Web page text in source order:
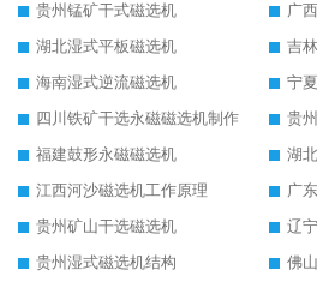
贵州锰矿干式磁选机
广
湖北湿式平板磁选机
吉
海南湿式逆流磁选机
宁
四川铁矿干选永磁磁选机制作
贵
福建鼓形永磁磁选机
湖
江西河沙磁选机工作原理
广
贵州矿山干选磁选机
辽
贵州湿式磁选机结构
佛